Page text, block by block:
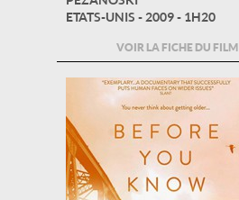
ETATS-UNIS - 2009 - 1H20
VOIR LA FICHE DU FILM